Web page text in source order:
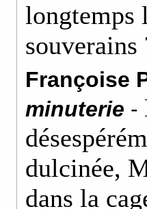
longtemps
Françoise
minuterie -
dulcinée,
dans la